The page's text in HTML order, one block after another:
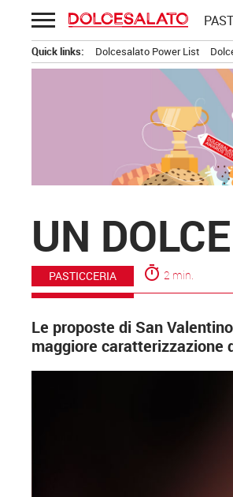
Passa
al
contenuto
Quick links: Dolcesalato Power List
UN
PASTICCERIA timer 2 min.
Le proposte di San
maggiore caratterizzazione